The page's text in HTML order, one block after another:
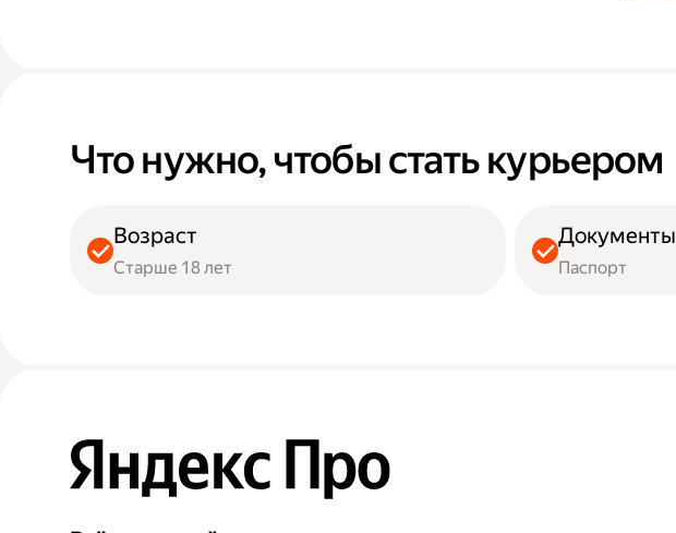
Что нужно, чтобы стать курьером
Возраст
Старше 18 лет
Документы
Паспорт